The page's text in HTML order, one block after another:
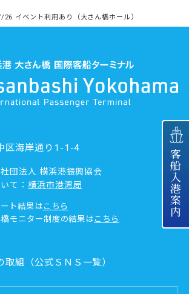
26 イベント利用あり（大さん橋ホール）
客船入港案内
区海岸通り1-1-4
団法人 横浜港振興協会
て： 横浜市港湾局
ト結果は こちら
モニター制度の結果は こちら
取組（公式ＳＮＳ一覧）